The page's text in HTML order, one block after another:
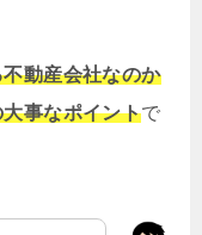
動産会社なのか
事なポイントで